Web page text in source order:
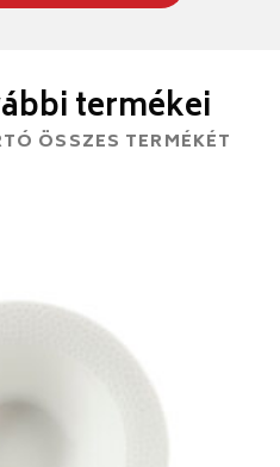
termékei
ÖSSZES TERMÉKÉT